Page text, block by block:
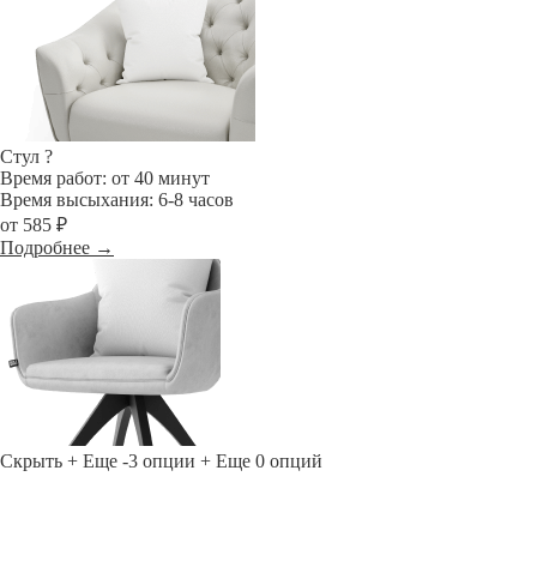
Стул ?
Время работ: от 40 минут
Время высыхания: 6-8 часов
от 585 ₽
Подробнее →
Скрыть + Еще -3 опции + Еще 0 опций